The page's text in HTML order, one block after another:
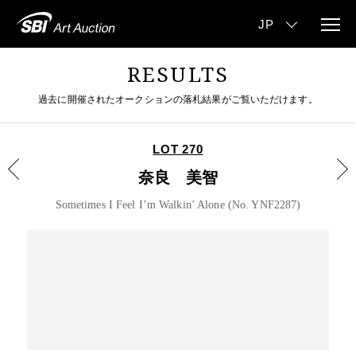
RESULTS
過去に開催されたオークションの落札結果がご覧いただけます。
LOT 270
奈良 美智
Sometimes I Feel I’m Walkin’ Alone (No. YNF2287)